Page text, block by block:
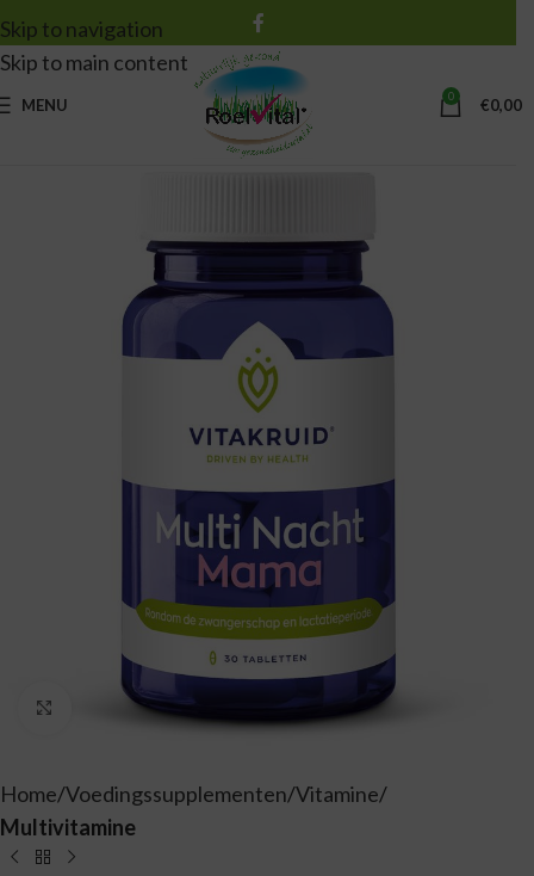
Skip to navigation
Skip to main content
MENU 0 €0,00
Vergroten
Home Voedingssupplementen Vitamine
Multivitamine